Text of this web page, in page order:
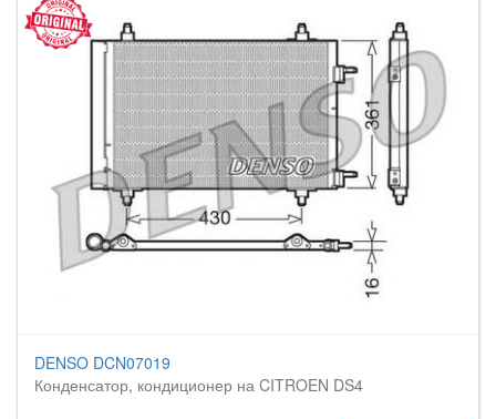
DENSO DCN07019
Конденсатор, кондиционер на CITROEN DS4